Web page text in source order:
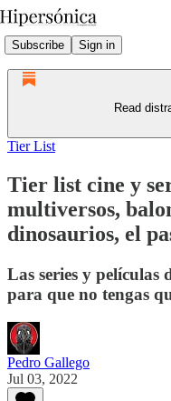
Subscribe Sign in
Read
Tier List
Tier list cine y
multiversos,
dinosaurios, el
Las series y películas
para que no tengas
Pedro Gallego
Jul 03, 2022